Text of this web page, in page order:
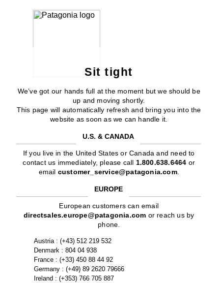
Sit tight
We’ve got our hands full at the moment but we should be
up and moving shortly.
This page will automatically refresh and bring you into the
website as soon as we can handle it.
U.S. & CANADA
If you live in the United States or Canada and need to
contact us immediately, please call 1.800.638.6464 or
email customer_service@patagonia.com.
EUROPE
European customers can email
directsales.europe@patagonia.com or reach us by
phone.
Austria : (+43) 512 219 532
Denmark : 804 04 938
France : (+33) 450 88 44 92
Germany : (+49) 89 2620 79666
Ireland : (+353) 766 705 887